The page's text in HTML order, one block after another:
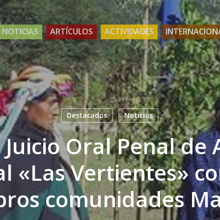
NOTICIAS ARTÍCULOS ACTIVIDADES
Destacados Noticias
Oral Penal de
«Las Vertientes»
comunidades